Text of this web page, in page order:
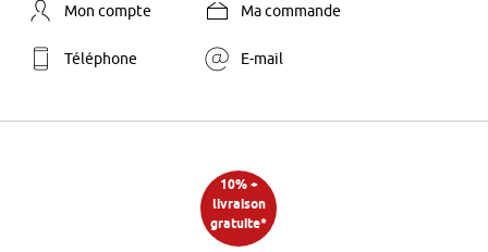
Mon compte Ma commande
Téléphone E-mail
10% +
livraison
gratuite*